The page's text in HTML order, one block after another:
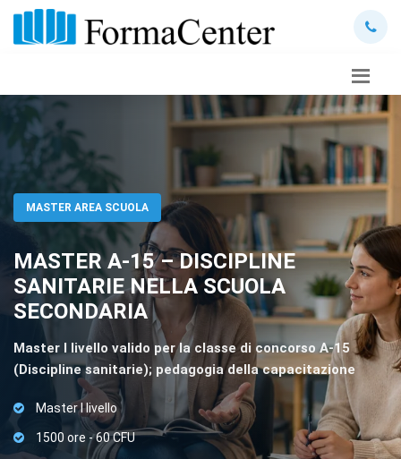
MASTER AREA SCUOLA
MASTER A-15 – DISCIPLINE
SANITARIE NELLA SCUOLA
SECONDARIA
Master I livello valido per la classe di concorso A-15
(Discipline sanitarie); pedagogia della capacitazione
Master I livello
1500 ore - 60 CFU